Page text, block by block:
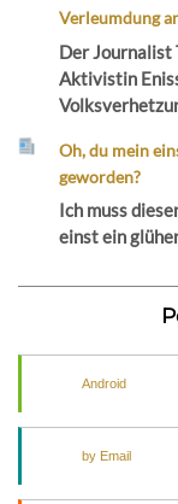
Verleumdung
Der Journalist
Aktivistin
Oh, du mein
geworden?
Ich muss
einst ein
Android
by Email